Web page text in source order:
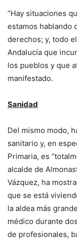
“Hay situaciones
estamos hablando
derechos; y, todo
Andalucía que
los pueblos y que
manifestado.
Sanidad
Del mismo modo,
sanitario y, en
Primaria, es
alcalde de
Vázquez, ha
que se está
la aldea más
médico durante
de profesionales,